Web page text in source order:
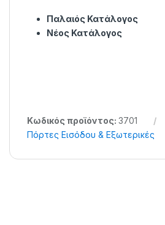
Παλαιός Κατάλογος
Νέος Κατάλογος
Κωδικός προϊόντος: 3701
Πόρτες Εισόδου & Εξωτερικές